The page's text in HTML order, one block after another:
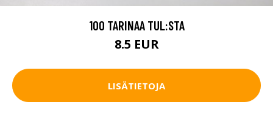
100 TARINAA TUL:STA
8.5 EUR
LISÄTIETOJA